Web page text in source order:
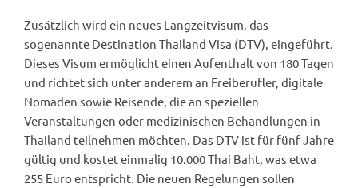
Zusätzlich wird ein neues Langzeitvisum, das
sogenannte Destination Thailand Visa (DTV), eingeführt.
Dieses Visum ermöglicht einen Aufenthalt von 180 Tagen
und richtet sich unter anderem an Freiberufler, digitale
Nomaden sowie Reisende, die an speziellen
Veranstaltungen oder medizinischen Behandlungen in
Thailand teilnehmen möchten. Das DTV ist für fünf Jahre
gültig und kostet einmalig 10.000 Thai Baht, was etwa
255 Euro entspricht. Die neuen Regelungen sollen